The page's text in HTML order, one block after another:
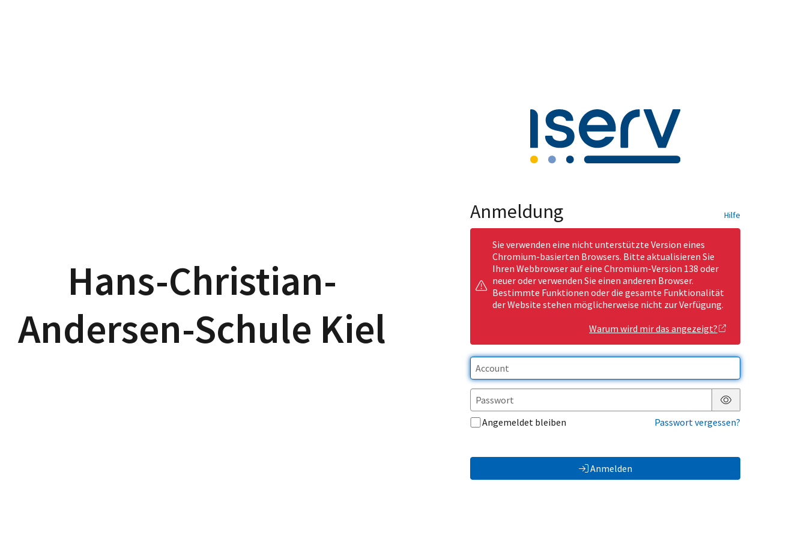
Hans-Christian-
Andersen-Schule Kiel
Anmeldung Hilfe
Sie verwenden eine nicht unterstützte Version eines
Chromium-basierten Browsers. Bitte aktualisieren Sie
Ihren Webbrowser auf eine Chromium-Version 138 oder
neuer oder verwenden Sie einen anderen Browser.
Bestimmte Funktionen oder die gesamte Funktionalität
der Website stehen möglicherweise nicht zur Verfügung.
Warum wird mir das angezeigt?
Passwort anzeigen
Angemeldet bleiben
Passwort vergessen?
Anmelden